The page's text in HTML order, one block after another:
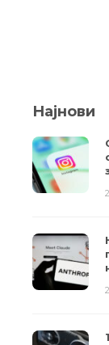
Најнови